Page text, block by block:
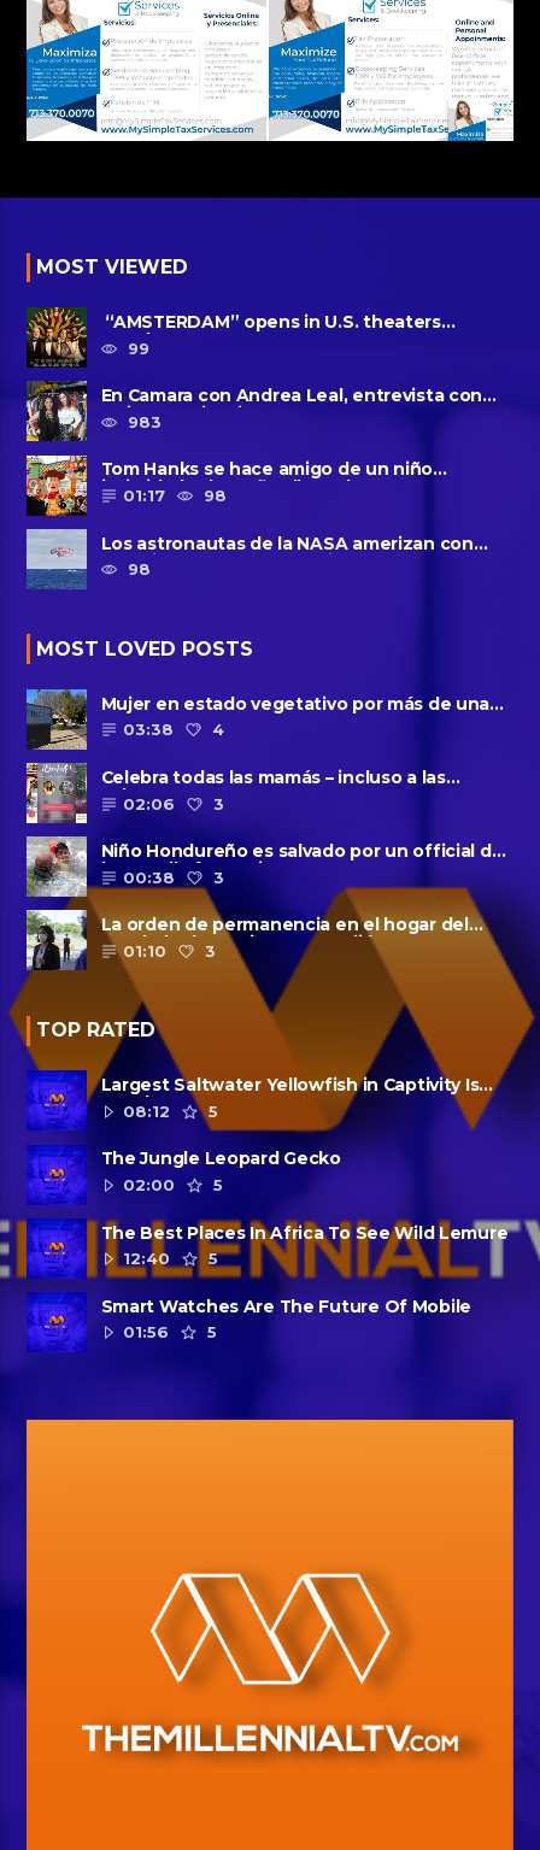
MOST VIEWED
“AMSTERDAM” opens in U.S. theaters
October 7, 2022
99
En Camara con Andrea Leal, entrevista con
Majo Cornejo, Cirque Du ......
983
Tom Hanks se hace amigo de un niño
intimidado de 8 años llamado ......
01:17 98
Los astronautas de la NASA amerizan con
seguridad después del primer ......
98
MOST LOVED POSTS
Mujer en estado vegetativo por más de una
década da a luz en un ......
03:38 4
Celebra todas las mamás – incluso a las
solteras – con ......
02:06 3
Niño Hondureño es salvado por un official de
la patrulla fronteriza
00:38 3
La orden de permanencia en el hogar del
condado de Harris se extendió......
01:10 3
TOP RATED
Largest Saltwater Yellowfish in Captivity Is
Dead
08:12 5
The Jungle Leopard Gecko
02:00
5
The Best Places In Africa To See Wild Lemure
12:40
5
Smart Watches Are The Future Of Mobile
01:56
5